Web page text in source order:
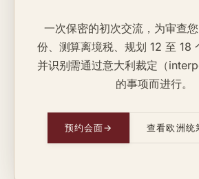
一次保密的初次交流，为审查
份、测算离境税、规划 12 至 18
并识别需通过意大利裁定（
的事项而进行。
预约会面→ 查看欧洲统